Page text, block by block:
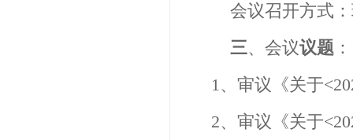
会议召开方式
三、会议议题 ：
1、 审议《关于
2、审议《关于